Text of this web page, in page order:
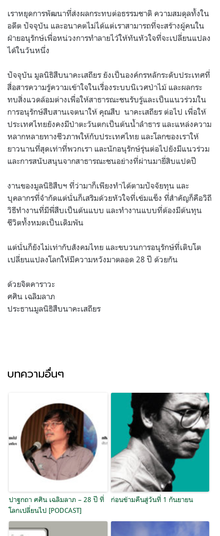
เราหยุดการพัฒนาที่ส่งผลกระทบต่อธรรมชาติ ความสมดุลทั้งใน
อดีต ปัจจุบัน และอนาคตไม่ได้แต่เราสามารถที่จะสร้างผู้คนใน
ฝ่ายอนุรักษ์เพื่อหน่วงการทำลายไว้ให้ทันหัวใจที่จะเปลี่ยนแปลง
ได้ในวันหนึ่ง
ปัจจุบัน มูลนิธิสืบนาคะเสถียร ยังเป็นองค์กรหลักระดับประเทศที่
สื่อสารความรู้ความเข้าใจในเรื่องระบบนิเวศป่าไม้ และผลกระ
ทบสิ่งแวดล้อมต่างเพื่อให้สาธารณะชนรับรู้และเป็นแนวร่วมใน
การอนุรักษ์สืบสานเจตนาให้ คุณสืบ นาคะเสถียร ต่อไป เพื่อให้
ประเทศไทยยังคงมีป่าตะวันตกเป็นต้นน้ำลำธาร และแหล่งความ
หลากหลายทางชีวภาพให้กับประเทศไทย และโลกของเราให้
ยาวนานที่สุดเท่าที่พวกเรา และนักอนุรักษ์รุ่นต่อไปยังมีแนวร่วม
และการสนับสนุนจากสาธารณะชนอย่างที่ผ่านมายี่สิบแปดปี
งานของมูลนิธิสืบฯ ที่ว่ามาก็เพียงทำได้ตามปัจจัยทุน และ
บุคลากรที่จำกัดแต่นั่นก็เสริมด้วยหัวใจที่เข้มแข็ง ที่สำคัญก็คือวิถี
วิธีทำงานที่มีพี่สืบเป็นต้นแบบ และทำงานแบบที่ต้องมีต้นทุน
ชีวิตทั้งหมดเป็นเดิมพัน
แต่นั่นก็ยังไม่เท่ากับสังคมไทย และขบวนการอนุรักษ์ที่เติบโต
เปลี่ยนแปลงโลกให้มีความหวังมาตลอด 28 ปี ด้วยกัน
ด้วยจิตคาราวะ
ศศิน เฉลิมลาภ
ประธานมูลนิธิสืบนาคะเสถียร
บทความอื่นๆ
ปาฐกถา ศศิน เฉลิมลาภ – 28 ปี ที่
โลกเปลี่ยนไป [PODCAST]
ก่อนข้ามคืนสู่วันที่ 1 กันยายน